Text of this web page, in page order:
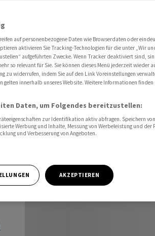
auf personenbezogene Daten wie Browserdaten oder
aktivieren Sie Tracking-Technologien für die unter „Wir
aufgeführten Zwecke. Wenn Tracker deaktiviert sind,
so relevant für Sie. Sie können dieses Menü jederzeit wieder
zu widerrufen, indem Sie auf den Link Voreinstellungen
gelten innerhalb unseres Website. Weitere Informationen finden
Daten, um Folgendes bereitzustellen:
zur Identifikation aktiv abfragen. Speichern
Werbung und Inhalte, Messung von Werbeleistung und der
und Verbesserung von Angeboten.
AKZEPTIEREN